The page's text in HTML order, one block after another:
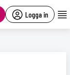
Logga in